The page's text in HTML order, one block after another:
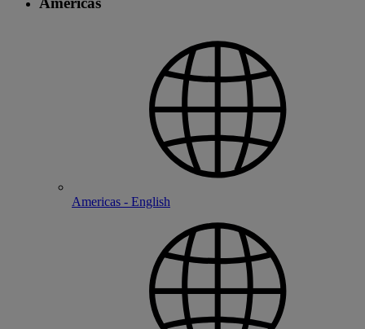
Americas - English